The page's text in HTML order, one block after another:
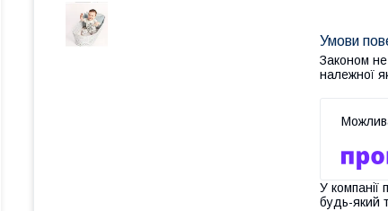
Законом
належної
У компанії
будь-який